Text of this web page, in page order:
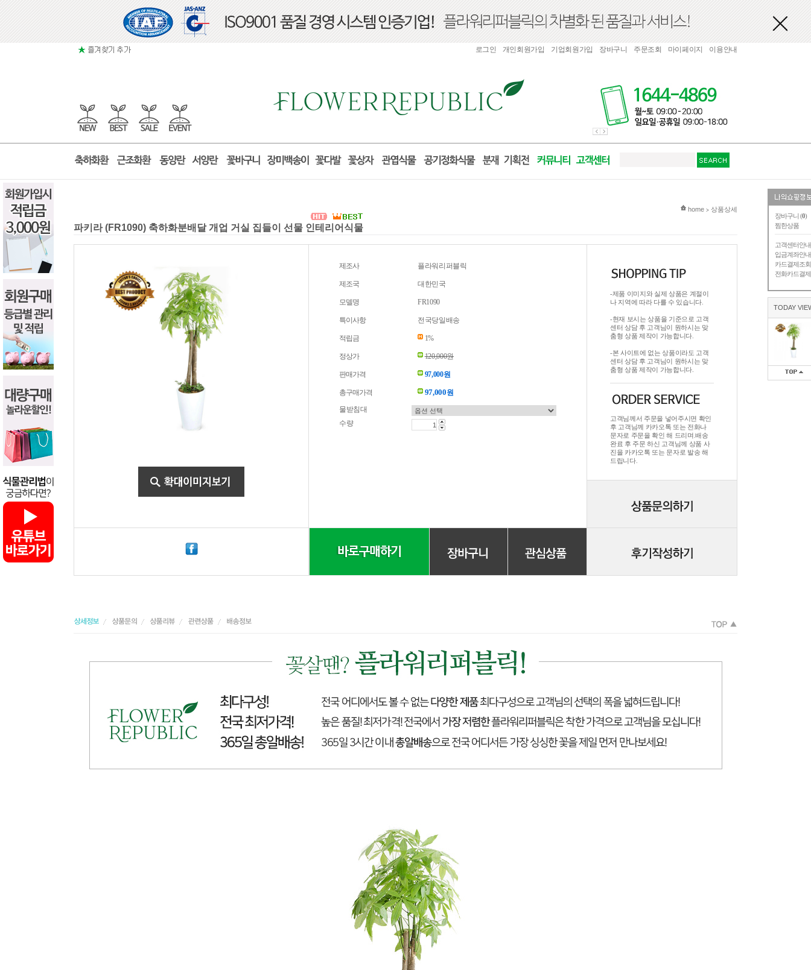
장바구니 (0)
찜한상품
고객센터안내
입금계좌안내
카드결제조회
전화카드결제
TODAY
로그인 개인회원가입 기업회원가입 장바구니 주문조회 마이페이지 이용안내
현재 위치
home > 상품상세
파키라 (FR1090) 축하화분배달 개업 거실 집들이 선물 인테리어식물
제조사 플라워리퍼블릭
제조국 대한민국
모델명 FR1090
특이사항 전국당일배송
적립금 1%
정상가 120,000원
판매가격 97,000원
총구매가격 97,000원
물받침대
수량
-제품 이미지와 실제 상품은 계절이
나 지역에 따라 다를 수 있습니다.
-현재 보시는 상품을 기준으로 고객
센터 상담 후 고객님이 원하시는 맞
춤형 상품 제작이 가능합니다.
-본 사이트에 없는 상품이라도 고객
센터 상담 후 고객님이 원하시는 맞
춤형 상품 제작이 가능합니다.
고객님께서 주문을 넣어주시면 확인
후 고객님께 카카오톡 또는 전화나
문자로 주문을 확인 해 드리며.배송
완료 후 주문 하신 고객님께 상품 사
진을 카카오톡 또는 문자로 발송 해
드립니다.